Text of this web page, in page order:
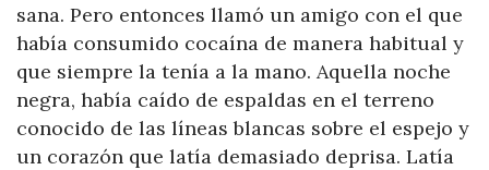
sana. Pero entonces llamó un amigo con el que
había consumido cocaína de manera habitual y
que siempre la tenía a la mano. Aquella noche
negra, había caído de espaldas en el terreno
conocido de las líneas blancas sobre el espejo y
un corazón que latía demasiado deprisa. Latía